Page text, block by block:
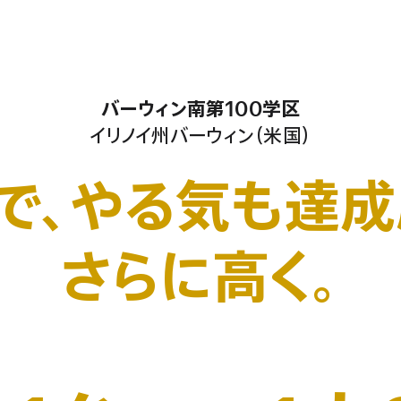
バーウィン南第100学区
イリノイ州バーウィン（米国）
やる気も達成
さらに高く。